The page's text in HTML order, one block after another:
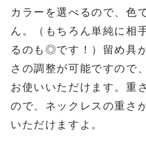
カラーを選べるので、色
ん。（もちろん単純に相
るのも◎です！）留め具
さの調整が可能ですので
お使いいただけます。重
ので、ネックレスの重さ
いただけますよ。